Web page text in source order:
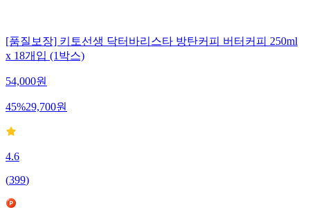
[품질보장] 키토선생 닥터바리스타 방탄커피 버터커피 250ml
x 18개입 (1박스)
54,000원
45%29,700원
4.6
(399)